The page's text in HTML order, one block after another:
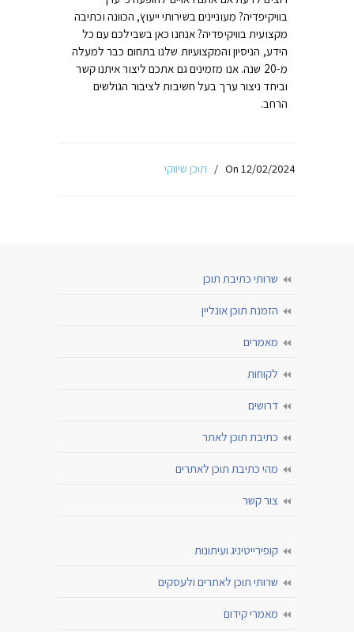
בוויקיפדיה? מעוניינים בשירותי ייעוץ, הכוונה וכתיבה
מקצועית בוויקיפדיה? אנחנו כאן בשבילכם עם כל
הידע, הניסיון והמקצועיות שלנו בתחום כבר למעלה
מ-20 שנה. אנו מזמינים גם אתכם ליצור איתנו קשר
וביחד ניצור ערך בעל חשיבות לציבור הגולשים
הרחב.
On 12/02/2024
/ תוכן שיווקי
שרותי כתיבת תוכן
הזמנת תוכן אונליין
מאמרים
לקוחות
דרושים
כתיבת תוכן לאתר
מהי כתיבת תוכן לאתרים
צור קשר
קופירייטיניג ועיתונות
שרותי תוכן לאתרים ולעסקים
מאמרי קידום